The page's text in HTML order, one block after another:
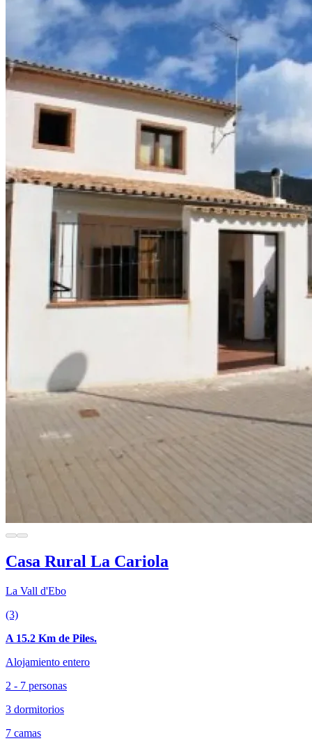
Casa Rural La Cariola
La Vall d'Ebo
(3)
A 15.2 Km de Piles.
Alojamiento entero
2 - 7 personas
3 dormitorios
7 camas